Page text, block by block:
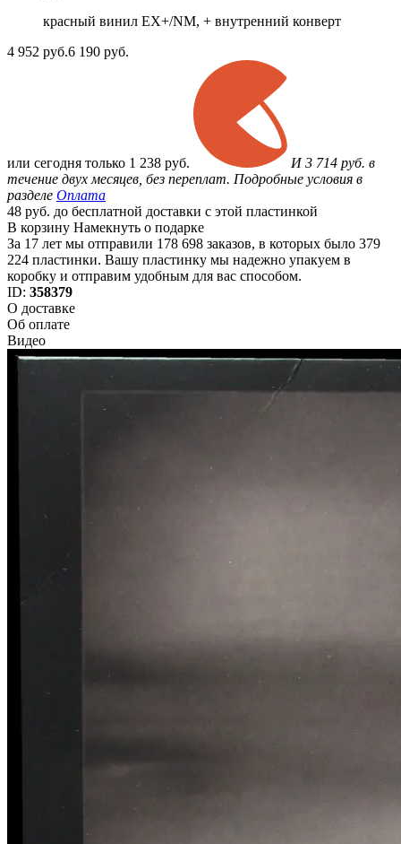
красный винил EX+/NM, + внутренний конверт
4 952 руб.6 190 руб.
или сегодня только 1 238 руб.
И 3 714 руб. в
течение двух месяцев, без переплат. Подробные условия в
разделе Оплата
48 руб. до бесплатной доставки с этой пластинкой
В корзину Намекнуть о подарке
За 17 лет мы отправили 178 698 заказов, в которых было 379
224 пластинки. Вашу пластинку мы надежно упакуем в
коробку и отправим удобным для вас способом.
ID: 358379
О доставке
Об оплате
Видео